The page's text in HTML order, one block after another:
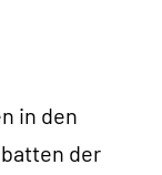
in den
der